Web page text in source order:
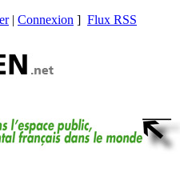
| Connexion ] Flux RSS